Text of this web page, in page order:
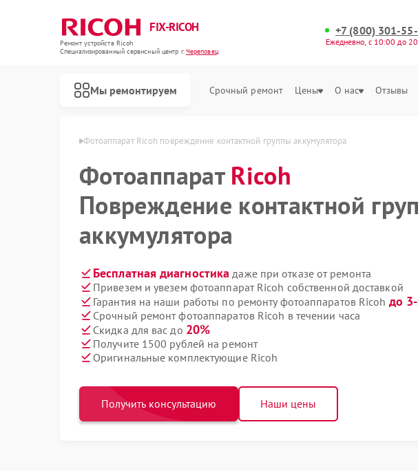
FIX-RICOH
Ремонт устройств Ricoh
Специализированный cервисный центр г.Череповец
+7 (800) 301-
Ежедневно, с 10:00 до
Мы ремонтируем Срочный ремонт Цены О нас Отзывы
Фотоаппарат Ricoh повреждение контактной группы аккумулятора
Фотоаппарат Ricoh
Повреждение контактной
аккумулятора
Бесплатная диагностика даже при отказе от ремонта
Привезем и увезем фотоаппарат Ricoh собственной доставкой
Гарантия на наши работы по ремонту фотоаппаратов Ricoh до
Срочный ремонт фотоаппаратов Ricoh в течении часа
Скидка для вас до 20%
Получите 1500 рублей на ремонт
Оригинальные комплектующие Ricoh
Получить консультацию Наши цены